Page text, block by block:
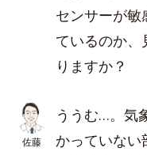
センサーが敏
ているのか、
りますか？
佐藤
ううむ…。気
かっていない